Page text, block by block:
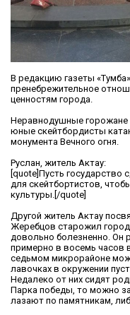
В редакцию газеты
пренебрежительное
ценностям города.
Неравнодушные горожане
юные скейтбордисты
монумента Вечного огня.
Руслан, житель Актау:
[quote]Пусть
для скейтбортистов,
культуры.[/quote]
Другой житель Актау
Жеребцов старожил
довольно болезненно. Он
примерно в восемь часов
седьмом микрорайоне
лавочках в окружении
Недалеко от них сидят
Парка победы, то можно
лазают по памятникам,